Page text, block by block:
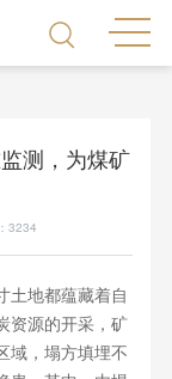
测，为煤矿
3234
地都蕴藏着自
资源的开采，矿
域，塌方填埋不